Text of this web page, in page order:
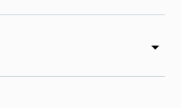
arrow_drop_down